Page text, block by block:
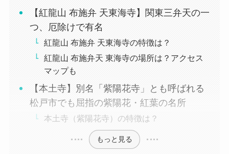
【紅龍山 布施弁 天東海寺】関東三弁天の一
つ、厄除けで有名
紅龍山 布施弁 天東海寺の特徴は？
紅龍山 布施弁天 東海寺の場所は？アクセス
マップも
【本土寺】別名「紫陽花寺」とも呼ばれる
松戸市でも屈指の紫陽花・紅葉の名所
本土寺（紫陽花寺）の特徴は？
もっと見る